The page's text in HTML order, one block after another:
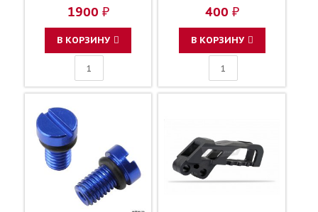
1900 ₽
В КОРЗИНУ
110090000601
110090000501
F45300001
400 ₽
В КОРЗИНУ